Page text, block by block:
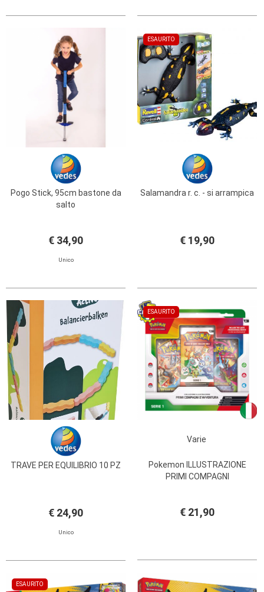
Pogo Stick, 95cm bastone da
salto
€ 34,90
Unico
ESAURITO
Salamandra r. c. - si arrampica
€ 19,90
TRAVE PER EQUILIBRIO 10 PZ
€ 24,90
Unico
ESAURITO
Varie
Pokemon ILLUSTRAZIONE
PRIMI COMPAGNI
€ 21,90
ESAURITO